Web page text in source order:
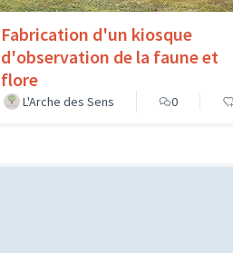
Fabrication d'un kiosque
d'observation de la faune et
flore
L'Arche des Sens 0